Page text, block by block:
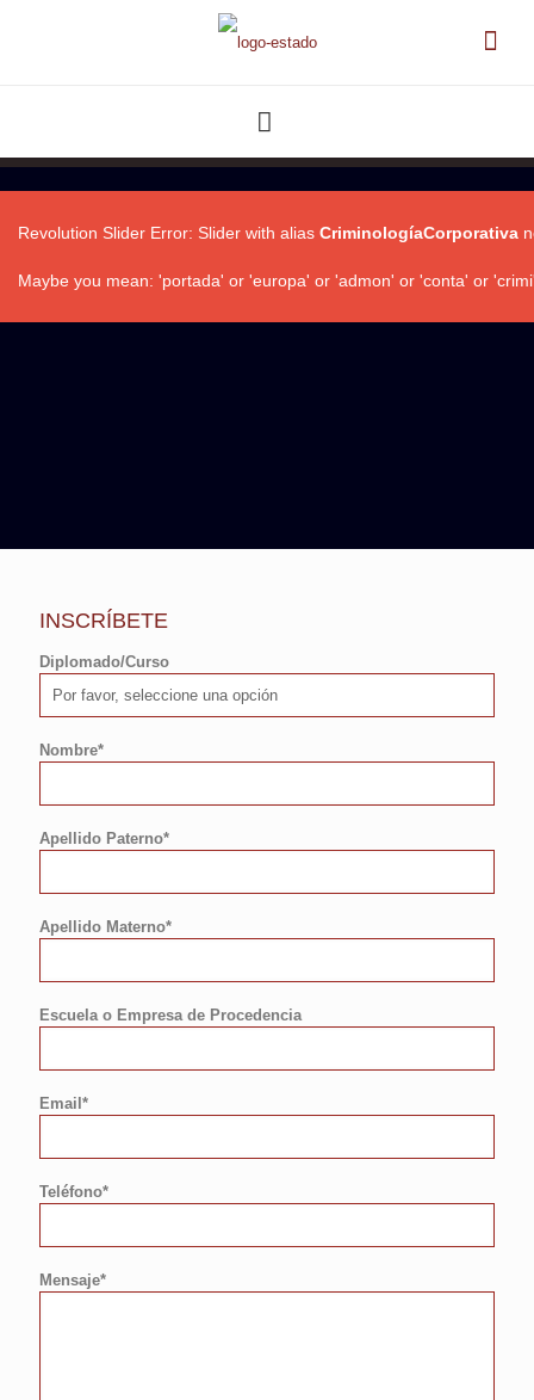
Revolution Slider Error: Slider with alias CriminologíaCorporativa
Maybe you mean: 'portada' or 'europa' or 'admon' or 'conta' or
INSCRÍBETE
Diplomado/Curso
Nombre*
Apellido Paterno*
Apellido Materno*
Escuela o Empresa de Procedencia
Email*
Teléfono*
Mensaje*